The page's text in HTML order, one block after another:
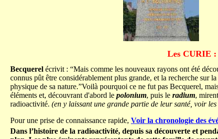
Les CURIE
Becquerel écrivit : “Mais comme les nouveaux rayons ont été
connus pût être considérablement plus grande, et la recherche sur
physique de sa nature.”Voilà pourquoi ce ne fut pas Becquerel,
éléments et, découvrant d'abord le polonium, puis le radium,
radioactivité. (en y laissant une grande partie de leur santé, voir
Pour une prise de connaissance rapide, Voir la chronologie des
Dans l’histoire de la radioactivité, depuis sa découverte et